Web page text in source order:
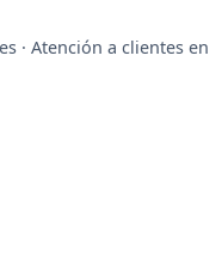
· Atención a clientes en